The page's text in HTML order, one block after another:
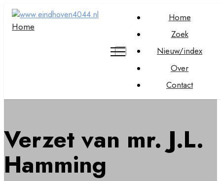
Home
Home
Zoek
Nieuw/index
Over
Contact
Verzet van mr. J.L.
Hamming